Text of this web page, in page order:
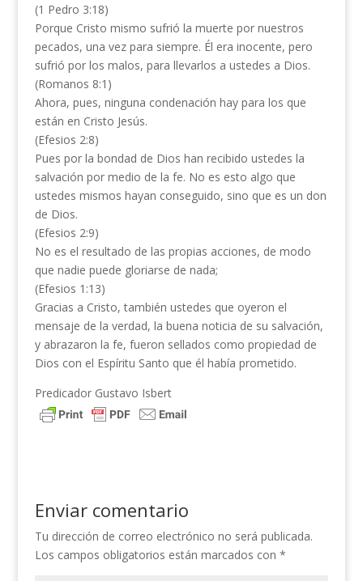
(1 Pedro 3:18)
Porque Cristo mismo sufrió la muerte por nuestros
pecados, una vez para siempre. Él era inocente, pero
sufrió por los malos, para llevarlos a ustedes a Dios.
(Romanos 8:1)
Ahora, pues, ninguna condenación hay para los que
están en Cristo Jesús.
(Efesios 2:8)
Pues por la bondad de Dios han recibido ustedes la
salvación por medio de la fe. No es esto algo que
ustedes mismos hayan conseguido, sino que es un don
de Dios.
(Efesios 2:9)
No es el resultado de las propias acciones, de modo
que nadie puede gloriarse de nada;
(Efesios 1:13)
Gracias a Cristo, también ustedes que oyeron el
mensaje de la verdad, la buena noticia de su salvación,
y abrazaron la fe, fueron sellados como propiedad de
Dios con el Espíritu Santo que él había prometido.
Predicador Gustavo Isbert
Enviar comentario
Tu dirección de correo electrónico no será publicada.
Los campos obligatorios están marcados con *